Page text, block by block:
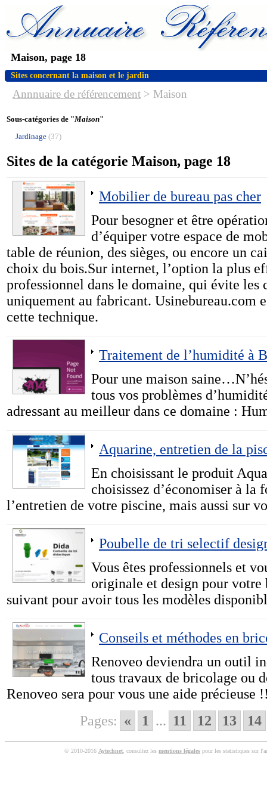
Maison, page 18
Sites concernant la maison et le jardin
Annnuaire de référencement > Maison
Sous-catégories de "Maison"
Jardinage (37)
Sites de la catégorie Maison, page 18
Mobilier de bureau pas cher
Pour besogner et être
d’équiper votre espace de
table de réunion, des sièges, ou encore un
choix du bois.Sur internet, l’option la plus
professionnel dans le domaine, qui évite les
uniquement au fabricant. Usinebureau.com
cette technique.
Traitement de l’humidité à
Pour une maison
tous vos problèmes
adressant au meilleur dans ce domaine :
Aquarine, entretien de la
En choisissant le produit
choisissez d’économiser à la
l’entretien de votre piscine, mais aussi sur
Poubelle de tri selectif
Vous êtes professionnels et
originale et design pour
suivant pour avoir tous les modèles
Conseils et méthodes en
Renoveo deviendra un outil
tous travaux de bricolage ou
Renoveo sera pour vous une aide précieuse
Pages: « 1 ... 11 12 13 14
© 2010-2016 Aytechnet , consultez les mentions légales pour les statistiques sur